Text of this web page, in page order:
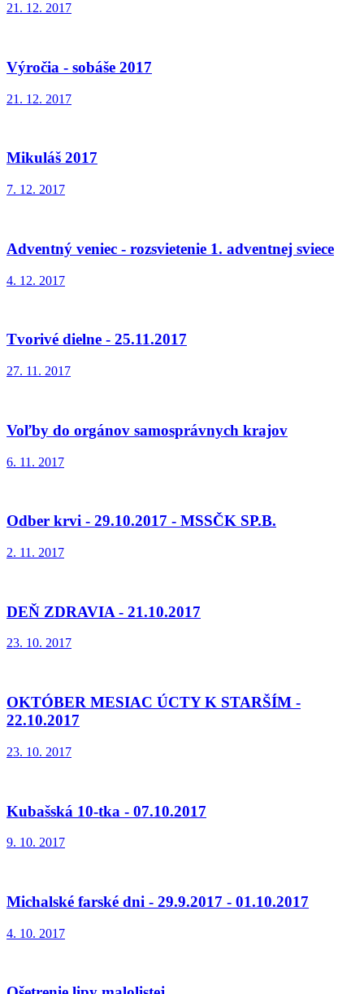
21. 12. 2017
Výročia - sobáše 2017
21. 12. 2017
Mikuláš 2017
7. 12. 2017
Adventný veniec - rozsvietenie 1. adventnej sviece
4. 12. 2017
Tvorivé dielne - 25.11.2017
27. 11. 2017
Voľby do orgánov samosprávnych krajov
6. 11. 2017
Odber krvi - 29.10.2017 - MSSČK SP.B.
2. 11. 2017
DEŇ ZDRAVIA - 21.10.2017
23. 10. 2017
OKTÓBER MESIAC ÚCTY K STARŠÍM -
22.10.2017
23. 10. 2017
Kubašská 10-tka - 07.10.2017
9. 10. 2017
Michalské farské dni - 29.9.2017 - 01.10.2017
4. 10. 2017